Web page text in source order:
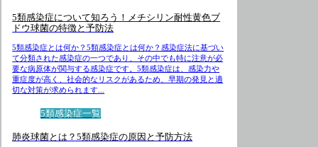
5類感染症について知ろう！メチシリン耐性黄色ブ
ドウ球菌の特徴と予防法
5類感染症とは何か？5類感染症とは何か？感染症法に基づい
て分類された感染症の一つであり、その中でも特に注意が必
要な病原体が関与する感染症です。5類感染症は、感染力や
重症度が高く、社会的なリスクがあるため、早期の発見と適
切な対策が求められます...
5類感染症一覧
肺炎球菌とは？5類感染症の原因と予防方法